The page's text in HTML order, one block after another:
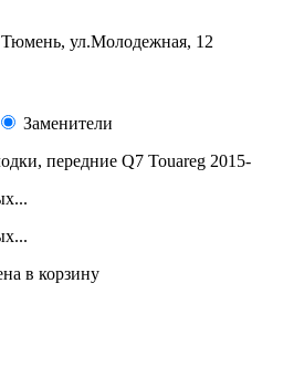
Тюмень, ул.Молодежная, 12
Заменители
передние Q7 Touareg 2015-
в корзину